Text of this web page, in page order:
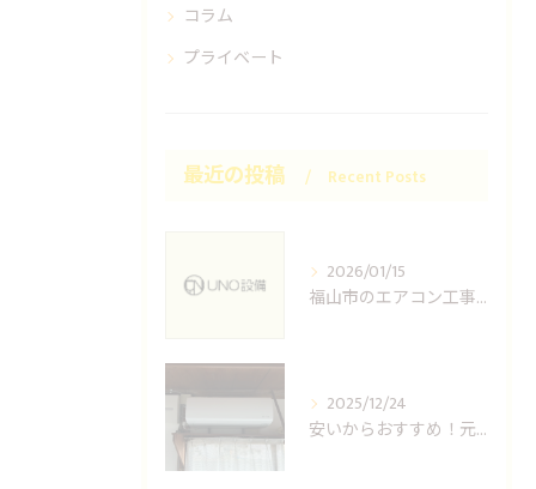
コラム
プライベート
最近の投稿 Recent Posts
2026/01/15
福山市のエアコン工事ならUNO設備へどうぞ
2025/12/24
安いからおすすめ！元消防士の倉敷エアコン取り付け業者はUNO設備へ！